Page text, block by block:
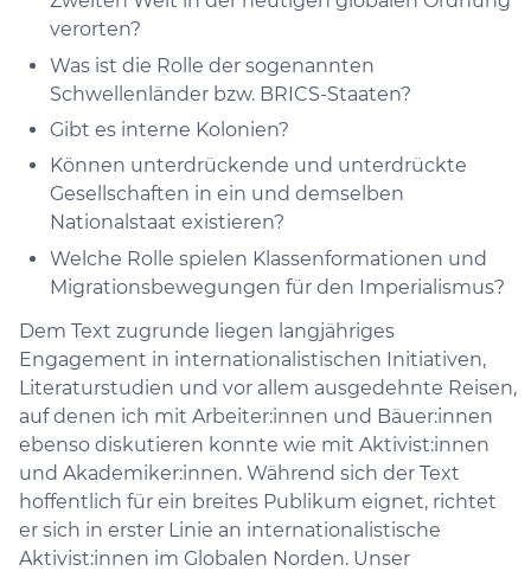
verorten?
Was ist die Rolle der sogenannten
Schwellenländer bzw. BRICS-Staaten?
Gibt es interne Kolonien?
Können unterdrückende und unterdrückte
Gesellschaften in ein und demselben
Nationalstaat existieren?
Welche Rolle spielen Klassenformationen und
Migrationsbewegungen für den Imperialismus?
Dem Text zugrunde liegen langjähriges
Engagement in internationalistischen Initiativen,
Literaturstudien und vor allem ausgedehnte Reisen,
auf denen ich mit Arbeiter:innen und Bäuer:innen
ebenso diskutieren konnte wie mit Aktivist:innen
und Akademiker:innen. Während sich der Text
hoffentlich für ein breites Publikum eignet, richtet
er sich in erster Linie an internationalistische
Aktivist:innen im Globalen Norden. Unser